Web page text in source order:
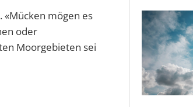
mögen es
oder
Moorgebieten sei